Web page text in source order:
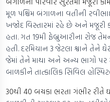
મૂળ પશ્ચિમ બંગાળના વતીની
ખજોદ વિસ્તારમાં રહે છે અને મજૂરી
હતા. ગત 19મી ફેબ્રુઆરીના રોજ
હતી. દરમિયાન 3 જેટલા શ્વાને તેને
જેમાં તેને માથા અને અન્ય ભાગો પર
બાળકીને તાત્કાલિક સિવિલ
30થી 40 બચકા ભરતા ગંભીર રીતે